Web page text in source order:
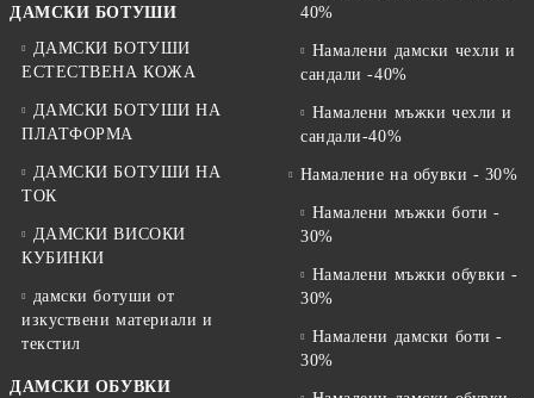
ДАМСКИ БОТУШИ
ДАМСКИ БОТУШИ
ЕСТЕСТВЕНА КОЖА
ДАМСКИ БОТУШИ НА
ПЛАТФОРМА
ДАМСКИ БОТУШИ НА
ТОК
ДАМСКИ ВИСОКИ
КУБИНКИ
дамски ботуши от
изкуствени материали и
текстил
ДАМСКИ ОБУВКИ
40%
Намалени дамски чехли и
сандали -40%
Намалени мъжки чехли и
сандали-40%
Намаление на обувки - 30%
Намалени мъжки боти -
30%
Намалени мъжки обувки -
30%
Намалени дамски боти -
30%